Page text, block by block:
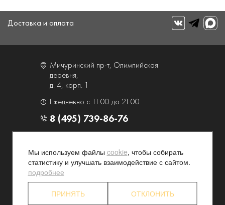
Доставка и оплата
Мичуринский пр-т, Олимпийская
деревня,
д. 4, корп. 1
Ежедневно с 11.00 до 21.00
8 (495) 739-86-76
Контакты и схема проезда
Наши преимущества
Программа лояльности
Партнерские программы
Конфиденциальность
Акционерам
Мы используем файлы cookie, чтобы собирать
статистику и улучшать взаимодействие с сайтом.
подробнее
ПРИНЯТЬ ОТКЛОНИТЬ